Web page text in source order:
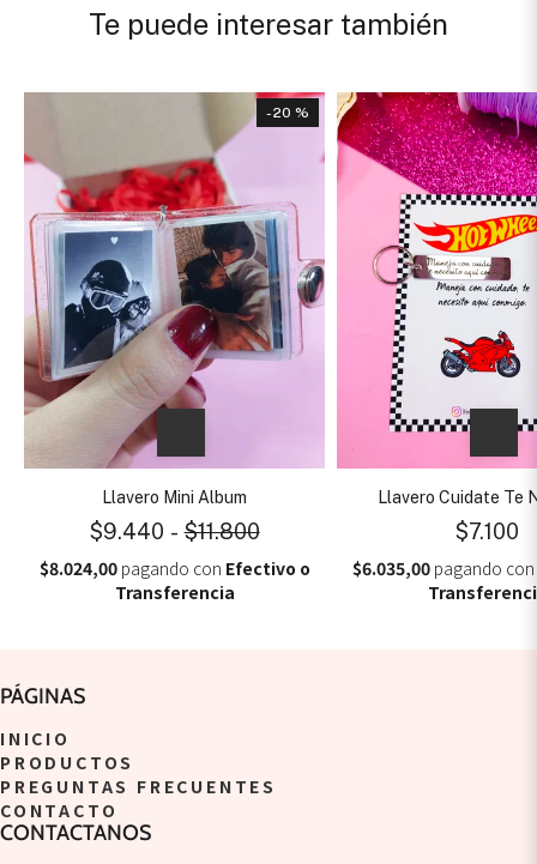
Te puede interesar también
- 20 %
Llavero Mini Album
$9.440 - $11.800
$8.024,00pagando con Efectivo o
Transferencia
Llavero Cuidate Te
$7.100
$6.035,00pagando con
PÁGINAS
INICIO
PRODUCTOS
PREGUNTAS FRECUENTES
CONTACTO
CONTACTANOS